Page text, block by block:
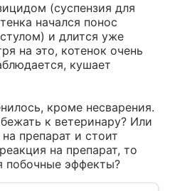
(суспензия для
начался понос
и длится уже
на это, котенок очень
кушает
кроме несварения.
к ветеринару? Или
препарат и стоит
на препарат, то
побочные эффекты?